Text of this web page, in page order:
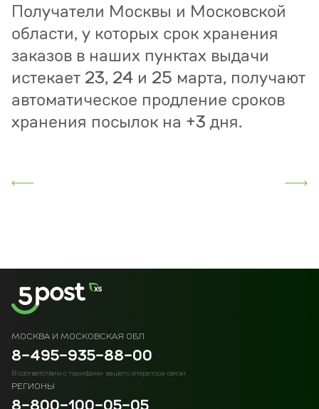
Получатели Москвы и Московской
области, у которых срок хранения
заказов в наших пунктах выдачи
истекает 23, 24 и 25 марта, получают
автоматическое продление сроков
хранения посылок на +3 дня.
МОСКВА И МОСКОВСКАЯ ОБЛ
8-495-935-88-00
В соответствии с тарифами вашего оператора связи
РЕГИОНЫ